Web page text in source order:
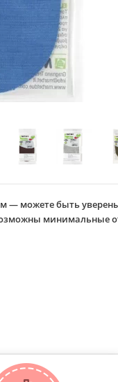
— можете быть
минимальные